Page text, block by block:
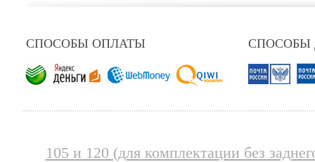
СПОСОБЫ ОПЛАТЫ СПОСОБЫ
105 и 120 (для комплектации без